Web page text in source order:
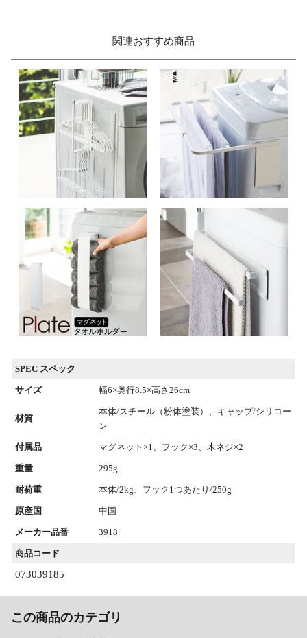
関連おすすめ商品
SPEC スペック
サイズ 幅6×奥行8.5×高さ26cm
材質
本体/スチール（粉体塗装）、キャップ/シリコー
ン
付属品 マグネット×1、フック×3、木ネジ×2
重量 295g
耐荷重 本体/2kg、フック1つあたり/250g
原産国 中国
メーカー品番 3918
商品コード
073039185
この商品のカテゴリ